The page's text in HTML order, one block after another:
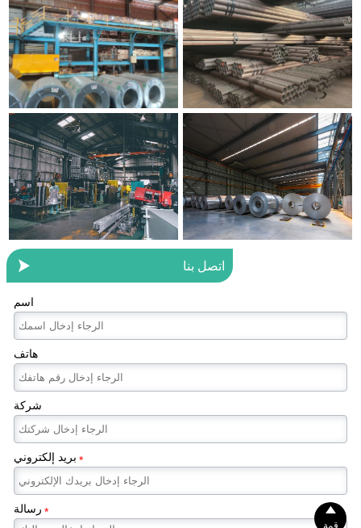
 اتصل بنا
اسم
هاتف
شركة
بريد إلكتروني *
رسالة * 
قمة